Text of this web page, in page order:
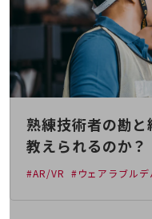
観光
教育
モビリティ
製造・建設業
小売業
モバイルTOP
熟練技術者の勘
教えられるのか？
#AR/VR #ウェアラブルデ